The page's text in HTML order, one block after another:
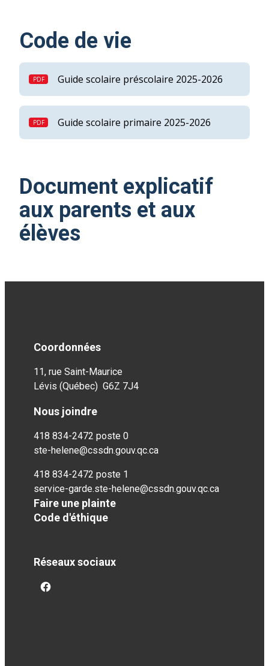
Code de vie
Guide scolaire préscolaire 2025-2026
Guide scolaire primaire 2025-2026
Document explicatif
aux parents et aux
élèves
Coordonnées
11, rue Saint-Maurice
Lévis (Québec) G6Z 7J4
Nous joindre
418 834-2472 poste 0
ste-helene@cssdn.gouv.qc.ca
418 834-2472 poste 1
service-garde.ste-helene@cssdn.gouv.qc.ca
Faire une plainte
Code d'éthique
Réseaux sociaux
facebook